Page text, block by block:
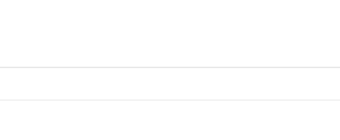
Fala Inovação